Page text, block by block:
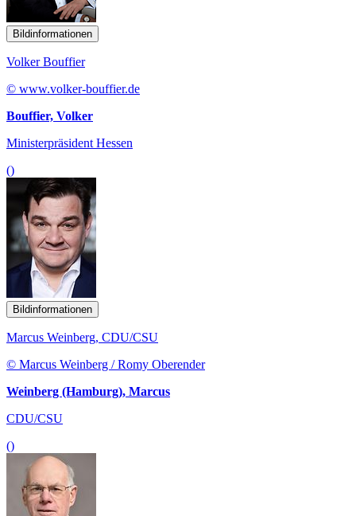
Bildinformationen
Volker Bouffier
© www.volker-bouffier.de
Bouffier, Volker
Ministerpräsident Hessen
()
Bildinformationen
Marcus Weinberg, CDU/CSU
© Marcus Weinberg / Romy Oberender
Weinberg (Hamburg), Marcus
CDU/CSU
()